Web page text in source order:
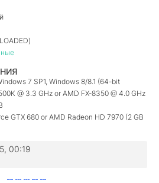
7 SP1, Windows 8/8.1 (64-bit
@ 3.3 GHz or AMD FX-8350 @ 4.0 GHz
GTX 680 or AMD Radeon HD 7970 (2 GB
00:19